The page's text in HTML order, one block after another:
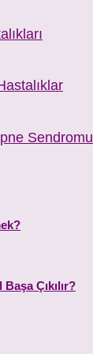
Sendromu
Çıkılır?